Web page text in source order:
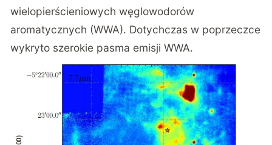
wielopierścieniowych węglowodorów
aromatycznych (WWA). Dotychczas w poprzeczce
wykryto szerokie pasma emisji WWA.